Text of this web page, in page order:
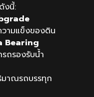
งนี้:
ามแข็งของดิน
Bearing
ถรองรับน้ำ
มาณรถบรรทุก